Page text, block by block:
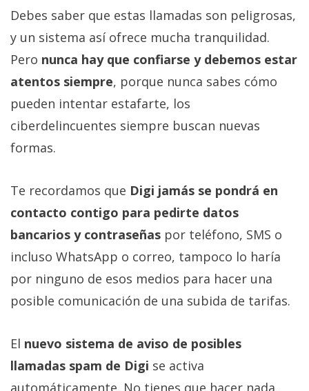
Debes saber que estas llamadas son peligrosas,
y un sistema así ofrece mucha tranquilidad.
Pero nunca hay que confiarse y debemos estar
atentos siempre, porque nunca sabes cómo
pueden intentar estafarte, los
ciberdelincuentes siempre buscan nuevas
formas.
Te recordamos que Digi jamás se pondrá en
contacto contigo para pedirte datos
bancarios y contraseñas por teléfono, SMS o
incluso WhatsApp o correo, tampoco lo haría
por ninguno de esos medios para hacer una
posible comunicación de una subida de tarifas.
El nuevo sistema de aviso de posibles
llamadas spam de Digi se activa